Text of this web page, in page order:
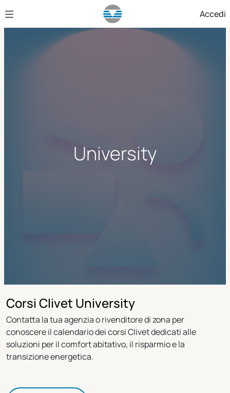
Skip to Main Content Accedi
University
Corsi Clivet University
Contatta la tua agenzia o rivenditore di zona per
conoscere il calendario dei corsi Clivet dedicati alle
soluzioni per il comfort abitativo, il risparmio e la
transizione energetica.